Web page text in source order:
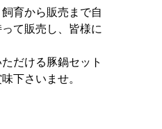
育から販売まで自
て販売し、皆様に
だける豚鍋セット
下さいませ。